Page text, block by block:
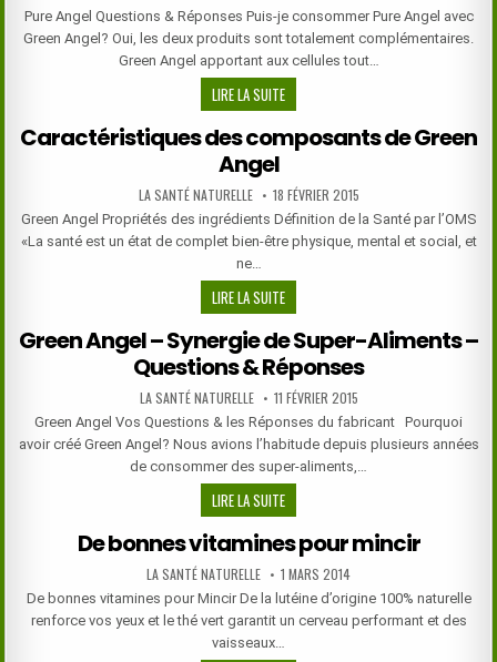
TÉMOIGNAGES
Pure Angel Questions & Réponses Puis-je consommer Pure Angel avec
Green Angel? Oui, les deux produits sont totalement complémentaires.
Green Angel apportant aux cellules tout…
LIRE LA SUITEPURE
ANGEL
–
RÉPONSES
Caractéristiques des composants de Green
Angel
AUTHOR:
LA SANTÉ NATURELLE PUBLISHED
DATE:
18 FÉVRIER 2015
Green Angel Propriétés des ingrédients Définition de la Santé par l’OMS
«La santé est un état de complet bien-être physique, mental et social, et
ne…
LIRE LA SUITECARACTÉRISTIQUES
DES
COMPOSANTS
DE
GREEN
ANGEL
Green Angel – Synergie de Super-Aliments –
Questions & Réponses
AUTHOR:
LA SANTÉ NATURELLE PUBLISHED
DATE:
11 FÉVRIER 2015
Green Angel Vos Questions & les Réponses du fabricant Pourquoi
avoir créé Green Angel? Nous avions l’habitude depuis plusieurs années
de consommer des super-aliments,…
LIRE LA SUITEGREEN
ANGEL
–
SYNERGIE
DE
SUPER-
ALIMENTS
De bonnes vitamines pour mincir
AUTHOR:
LA SANTÉ NATURELLE PUBLISHED
DATE:
1 MARS 2014
De bonnes vitamines pour Mincir De la lutéine d’origine 100% naturelle
renforce vos yeux et le thé vert garantit un cerveau performant et des
vaisseaux…